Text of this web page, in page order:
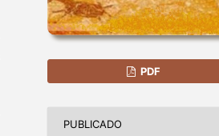
PDF
PUBLICADO